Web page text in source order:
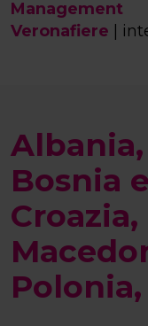
Management
Veronafiere
Bosnia
Croazia,